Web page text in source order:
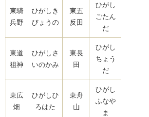
東騎
兵野
ひがしき
びょうの
東五
反田
ひがし
ごたん
だ
東道
祖神
ひがしさ
いのかみ
東長
田
ひがし
ちょう
だ
東広
畑
ひがしひ
ろはた
東舟
山
ひがし
ふなや
ま